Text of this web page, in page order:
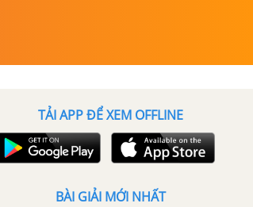
TẢI APP ĐỂ XEM OFFLINE
BÀI GIẢI MỚI NHẤT